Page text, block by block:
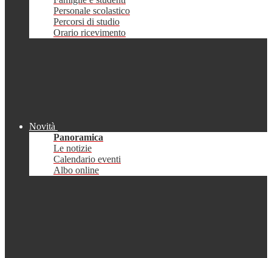
Personale scolastico
Percorsi di studio
Orario ricevimento
Novità
Panoramica
Le notizie
Calendario eventi
Albo online